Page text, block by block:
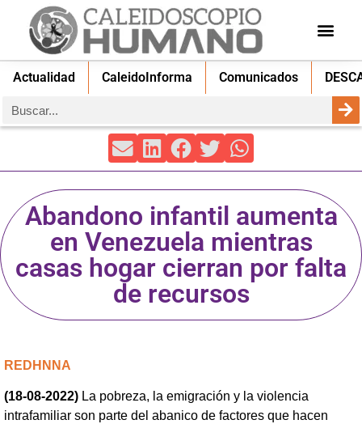
Actualidad CaleidoInforma Comunicados
Abandono infantil aumenta
en Venezuela mientras
casas hogar cierran por falta
de recursos
REDHNNA
(18-08-2022) La pobreza, la emigración y la violencia
intrafamiliar son parte del abanico de factores que hacen